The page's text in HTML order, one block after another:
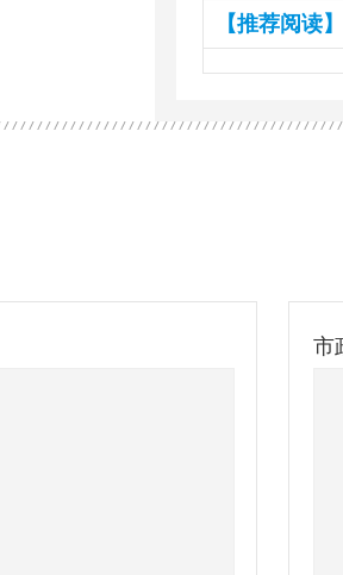
【推荐阅读
市